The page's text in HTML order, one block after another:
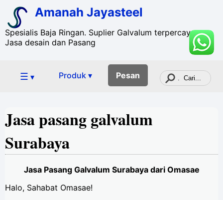
Amanah Jayasteel
Spesialis Baja Ringan. Suplier Galvalum terpercaya. +
Jasa desain dan Pasang
☰ ▾ Produk ▾ Pesan
Jasa pasang galvalum
Surabaya
Jasa Pasang Galvalum Surabaya dari Omasae
Halo, Sahabat Omasae!